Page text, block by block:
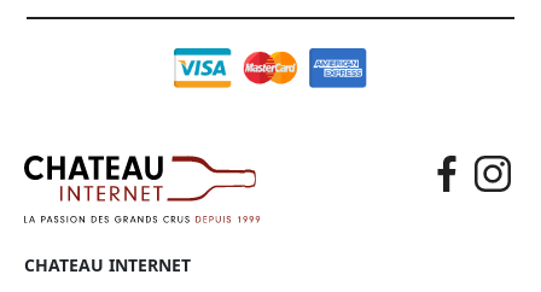
CHATEAU INTERNET